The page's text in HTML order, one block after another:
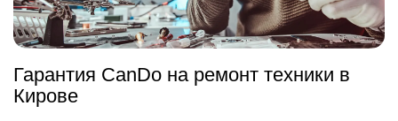
Гарантия CanDo на ремонт техники в
Кирове